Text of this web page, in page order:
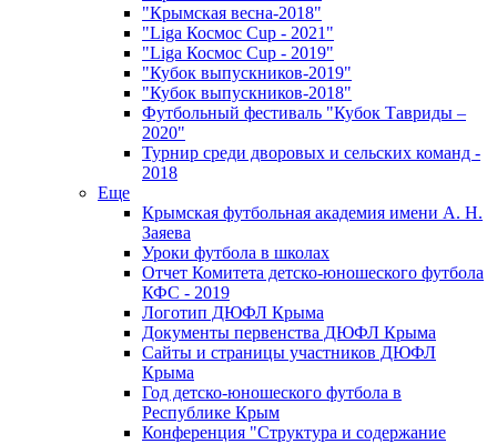
"Крымская весна-2018"
"Liga Космос Cup - 2021"
"Liga Космос Cup - 2019"
"Кубок выпускников-2019"
"Кубок выпускников-2018"
Футбольный фестиваль "Кубок Тавриды –
2020"
Турнир среди дворовых и сельских команд -
2018
Еще
Крымская футбольная академия имени А. Н.
Заяева
Уроки футбола в школах
Отчет Комитета детско-юношеского футбола
КФС - 2019
Логотип ДЮФЛ Крыма
Документы первенства ДЮФЛ Крыма
Сайты и страницы участников ДЮФЛ
Крыма
Год детско-юношеского футбола в
Республике Крым
Конференция "Структура и содержание